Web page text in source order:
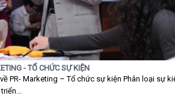
- TỔ CHỨC SỰ KIỆN
PR- Marketing – Tổ chức sự kiện Phân loại sự